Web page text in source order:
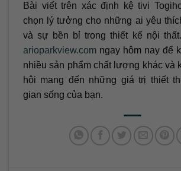
Bài viết trên xác định kệ tivi
chọn lý tưởng cho những ai yêu
và sự bền bỉ trong thiết kế nội
arioparkview.com ngay hôm nay để
nhiều sản phẩm chất lượng khác và
hội mang đến những giá trị thiết
gian sống của bạn.